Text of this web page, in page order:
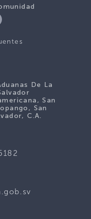
De La
San
San
C.A.